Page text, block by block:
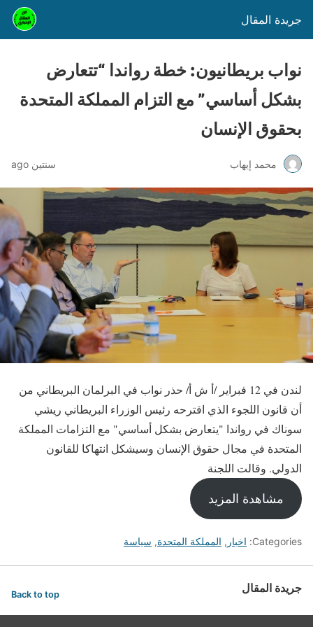
جريدة المقال
نواب بريطانيون: خطة رواندا “تتعارض
بشكل أساسي” مع التزام المملكة المتحدة
بحقوق الإنسان
محمد إيهاب سنتين ago
لندن في 12 فبراير /أ ش أ/ حذر نواب في البرلمان البريطاني من
أن قانون اللجوء الذي اقترحه رئيس الوزراء البريطاني ريشي
سوناك في رواندا "يتعارض بشكل أساسي" مع التزامات المملكة
المتحدة في مجال حقوق الإنسان وسيشكل انتهاكا للقانون
الدولي. وقالت اللجنة
مشاهدة المزيد
Categories: اخبار , المملكة المتحدة, سياسة
جريدة المقال Back to top